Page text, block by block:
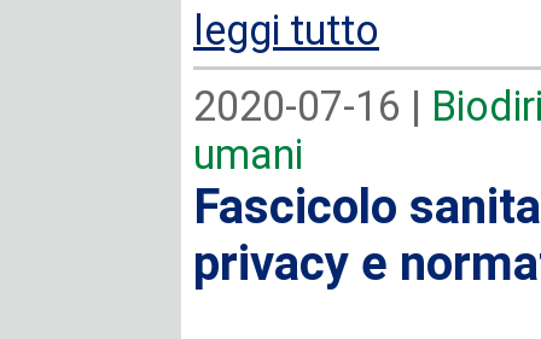
leggi tutto
2020-07-16 |
umani
Fascicolo
privacy e